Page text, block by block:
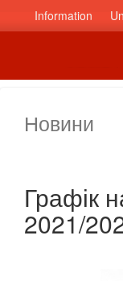
Information
Новини
Графік
2021/